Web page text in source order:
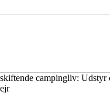
campingliv: Udstyr